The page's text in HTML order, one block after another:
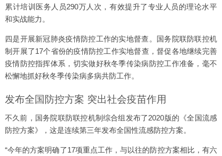
累计培训医务人员290万人次，有效提升了专业人员的理论水平
和实战能力。
四是开展新冠肺炎疫情防控工作的实地督查。国务院联防联控机
制开展了17个省份的疫情防控工作实地督查，督促各地继续完善
疫情防控指挥体系，切实做好秋冬季传染病防控工作准备，毫不
松懈地抓好秋冬季传染病多病共防工作。
发布全国防控方案 突出社会疫苗作用
不久前，国务院联防联控机制综合组发布了2020版的《全国流感
防控方案》，这是连续第三年发布全国性流感防控方案。
“今年的方案明确了17项重点工作，与以往的防控方案相比，有六